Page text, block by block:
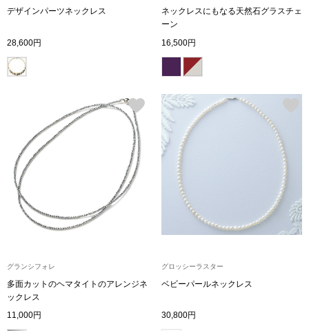
Miss Kyouko／ミスキョウコ
ランド
サンダル
財布／小物
財布／コイン
デザインパーツネックレス
28,600円
ネックレスにもなる天然石グラスチェ
ーン
16,500円
グランシフォレ
多面カットのヘマタイトのアレンジネ
ックレス
11,000円
グロッシーラスター
ベビーパールネックレス
30,800円